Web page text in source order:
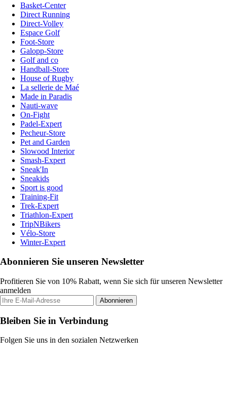
Basket-Center
Direct Running
Direct-Volley
Espace Golf
Foot-Store
Galopp-Store
Golf and co
Handball-Store
House of Rugby
La sellerie de Maé
Made in Paradis
Nauti-wave
On-Fight
Padel-Expert
Pecheur-Store
Pet and Garden
Slowood Interior
Smash-Expert
Sneak'In
Sneakids
Sport is good
Training-Fit
Trek-Expert
Triathlon-Expert
TripNBikers
Vélo-Store
Winter-Expert
Abonnieren Sie unseren Newsletter
Profitieren Sie von 10% Rabatt, wenn Sie sich für unseren Newsletter
anmelden
Abonnieren
Bleiben Sie in Verbindung
Folgen Sie uns in den sozialen Netzwerken